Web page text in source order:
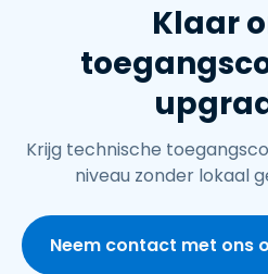
Klaar
Krijg technische
niveau zonder lokaal
Neem contact met ons